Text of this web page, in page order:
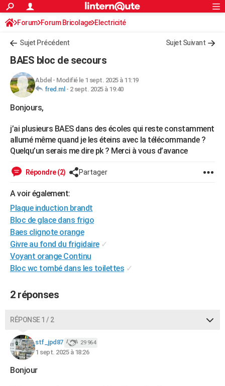
ACTUALITÉS
Politique
Société
Faits Divers
Education
Monde
Villes
+
FINANCE
Retraite
Impôts
Epargne
Immobilier
Risques naturels par ville
Banque
Assurance
Crédit
AUTO
Essais
Réserver un essai
Citadines
Berlines
SUV
Forum auto
+HIGH-TECH
Mobiles
Meilleur smartphone
Internet
Ordinateurs
Jeux vidéo
Guide high-tech
+BRICOLAGE
Forum
Aménagement intérieur
Extérieur
Cuisine
Salle de bains
Jardinage
Rangement
WEEK-END
Guides de France
Escapades
Patrimoine
Expositions
Musées
Week-end nature
LIFESTYLE
Art de vivre
Bien-être
Loisirs
Mode
Modes de vie
SANTE
Alimentation
Guide de la santé
Maladies
Médicaments
Sommeil
VOYAGE
Destinations
City break
Voyage nature
Voyage de noces
Forum
Climat
+PHOTO
GUIDES D'ACHAT
CARTE DE VOEUX
Carte de Noël
Carte Bonne année
Carte Saint-Valentin
Carte Pâques
Carte d'anniversaire
DICTIONNAIRE
Dictionnaire
Biographies
Citations
Expressions
Proverbes
PROGRAMME TV
COPAINS D'AVANT
S'inscrire
Se connecter
Lycées
Collèges
Primaires
Universités
Entreprises
Service militaire
Avis de recherche
S'inscrire
Connexion
Forum Forum Bricolage Electricité
Sujet Précédent Sujet Suivant
BAES bloc de secours
Abdel - Modifié le 1 sept. 2025 à 11:19
fred.ml - 2 sept. 2025 à 19:40
Bonjours,
j’ai plusieurs BAES dans des écoles qui reste constamment
allumé même quand je les éteins avec la télécommande ?
Quelqu’un serais me dire pk ? Merci à vous d’avance
Répondre (2) Partager
A voir également:
Plaque induction brandt
Bloc de glace dans frigo
Baes clignote orange
Givre au fond du frigidaire ✓
Voyant orange Continu
Bloc wc tombé dans les toilettes ✓
2 réponses
RÉPONSE 1 / 2
stf_jpd87 29 964
1 sept. 2025 à 18:26
Bonjour